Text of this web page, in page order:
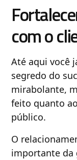
com o
Até aqui você
segredo do
mirabolante,
feito quanto
público.
O
importante da